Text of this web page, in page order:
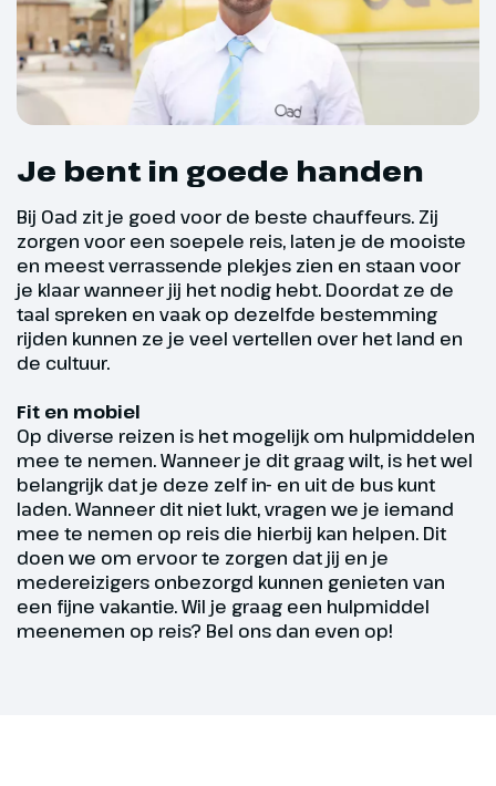
ontdekken, of een fijne
wandeling langs de boulevard
maken.
Het prachtige
Dag 5
Borromeïsche eiland Isola
Je bent in goede handen
Bij Oad zit je goed voor de beste chauffeurs. Zij
zorgen voor een soepele reis, laten je de mooiste
en meest verrassende plekjes zien en staan voor
je klaar wanneer jij het nodig hebt. Doordat ze de
taal spreken en vaak op dezelfde bestemming
rijden kunnen ze je veel vertellen over het land en
de cultuur.
Fit en mobiel
Op diverse reizen is het mogelijk om hulpmiddelen
mee te nemen. Wanneer je dit graag wilt, is het wel
belangrijk dat je deze zelf in- en uit de bus kunt
laden. Wanneer dit niet lukt, vragen we je iemand
mee te nemen op reis die hierbij kan helpen. Dit
doen we om ervoor te zorgen dat jij en je
medereizigers onbezorgd kunnen genieten van
een fijne vakantie. Wil je graag een hulpmiddel
meenemen op reis? Bel ons dan even op!